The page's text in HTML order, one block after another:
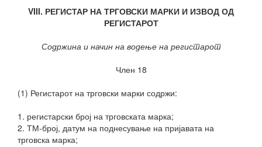
VIII. РЕГИСТАР НА ТРГОВСКИ МАРКИ И ИЗВОД ОД
РЕГИСТАРОТ
Содржина и начин на водење на регистарот
Член 18
(1) Регистарот на трговски марки содржи:
1. регистарски број на трговската марка;
2. ТМ-број, датум на поднесување на пријавата на
трговска марка;